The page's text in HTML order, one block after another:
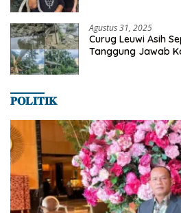
Agustus 31, 2025
Curug Leuwi Asih
Tanggung Jawab
𝐏𝐎𝐋𝐈𝐓𝐈𝐊